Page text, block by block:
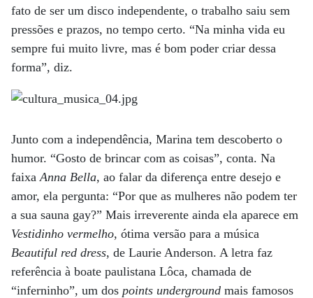
fato de ser um disco independente, o trabalho saiu sem
pressões e prazos, no tempo certo. “Na minha vida eu
sempre fui muito livre, mas é bom poder criar dessa
forma”, diz.
Junto com a independência, Marina tem descoberto o
humor. “Gosto de brincar com as coisas”, conta. Na
faixa Anna Bella, ao falar da diferença entre desejo e
amor, ela pergunta: “Por que as mulheres não podem ter
a sua sauna gay?” Mais irreverente ainda ela aparece em
Vestidinho vermelho, ótima versão para a música
Beautiful red dress, de Laurie Anderson. A letra faz
referência à boate paulistana Lôca, chamada de
“inferninho”, um dos points underground mais famosos